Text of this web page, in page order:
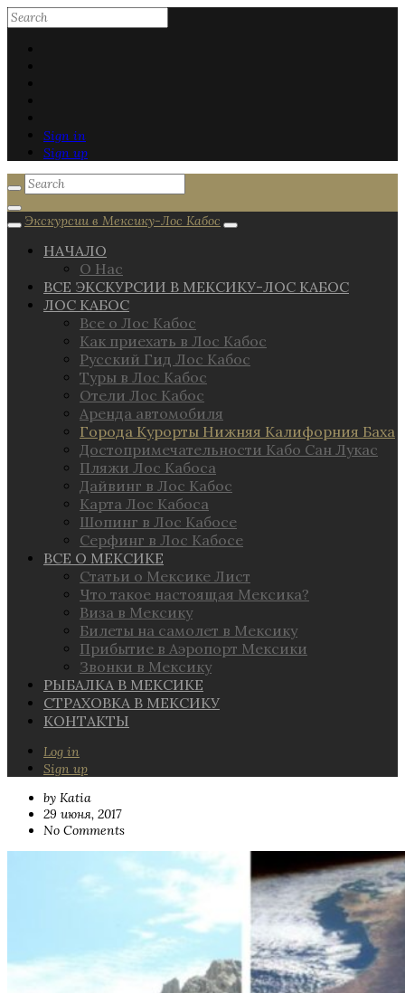
Sign in
Sign up
Экскурсии в Мексику-Лос Кабос
НАЧАЛО
О Нас
ВСЕ ЭКСКУРСИИ В МЕКСИКУ-ЛОС КАБОС
ЛОС КАБОС
Все о Лос Кабос
Как приехать в Лос Кабос
Русский Гид Лос Кабос
Туры в Лос Кабос
Отели Лос Кабос
Аренда автомобиля
Города Курорты Нижняя Калифорния Баха
Достопримечательности Кабо Сан Лукас
Пляжи Лос Кабоса
Дайвинг в Лос Кабос
Карта Лос Кабоса
Шопинг в Лос Кабосе
Серфинг в Лос Кабосе
ВСЕ О МЕКСИКЕ
Статьи о Мексике Лист
Что такое настоящая Мексика?
Виза в Мексику
Билеты на самолет в Мексику
Прибытие в Аэропорт Мексики
Звонки в Мексику
РЫБАЛКА В МЕКСИКЕ
СТРАХОВКА В МЕКСИКУ
КОНТАКТЫ
Log in
Sign up
by Katia
29 июня, 2017
No Comments